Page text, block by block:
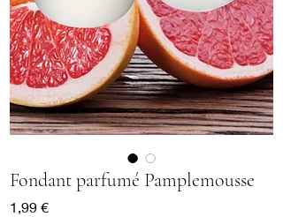
Fondant parfumé Pamplemousse
1,99 €Prix